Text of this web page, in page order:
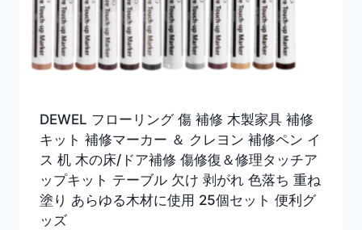
DEWEL フローリング 傷 補修 木製家具 補修
キット 補修マーカー ＆ クレヨン 補修ペン イ
ス 机 木の床/ドア補修 傷修復＆修理タッチア
ップキット テーブル 欠け 剥がれ 色落ち 重ね
塗り あらゆる木材に使用 25個セット 便利グ
ッズ